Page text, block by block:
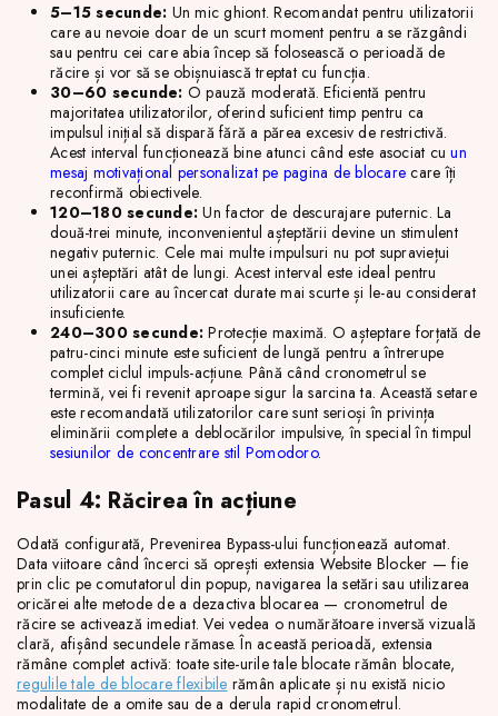
5–15 secunde: Un mic ghiont. Recomandat pentru utilizatorii
care au nevoie doar de un scurt moment pentru a se răzgândi
sau pentru cei care abia încep să folosească o perioadă de
răcire și vor să se obișnuiască treptat cu funcția.
30–60 secunde: O pauză moderată. Eficientă pentru
majoritatea utilizatorilor, oferind suficient timp pentru ca
impulsul inițial să dispară fără a părea excesiv de restrictivă.
Acest interval funcționează bine atunci când este asociat cuun
mesaj motivațional personalizat pe pagina de blocare care îți
reconfirmă obiectivele.
120–180 secunde: Un factor de descurajare puternic. La
două-trei minute, inconvenientul așteptării devine un stimulent
negativ puternic. Cele mai multe impulsuri nu pot supraviețui
unei așteptări atât de lungi. Acest interval este ideal pentru
utilizatorii care au încercat durate mai scurte și le-au considerat
insuficiente.
240–300 secunde: Protecție maximă. O așteptare forțată de
patru-cinci minute este suficient de lungă pentru a întrerupe
complet ciclul impuls-acțiune. Până când cronometrul se
termină, vei fi revenit aproape sigur la sarcina ta. Această setare
este recomandată utilizatorilor care sunt serioși în privința
eliminării complete a deblocărilor impulsive, în special în timpul
sesiunilor de concentrare stil Pomodoro.
Pasul 4: Răcirea în acțiune
Odată configurată, Prevenirea Bypass-ului funcționează automat.
Data viitoare când încerci să oprești extensia Website Blocker — fie
prin clic pe comutatorul din popup, navigarea la setări sau utilizarea
oricărei alte metode de a dezactiva blocarea — cronometrul de
răcire se activează imediat. Vei vedea o numărătoare inversă vizuală
clară, afișând secundele rămase. În această perioadă, extensia
rămâne complet activă: toate site-urile tale blocate rămân blocate,
regulile tale de blocare flexibile rămân aplicate și nu există nicio
modalitate de a omite sau de a derula rapid cronometrul.